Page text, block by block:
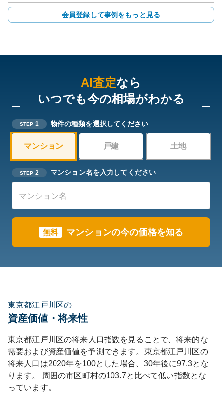
会員登録して事例をもっと見る
AI査定なら
いつでも今の相場がわかる
STEP 1 物件の種類を選択してください
マンション 戸建 土地
STEP 2 マンション名を入力してください
無料 マンションの今の価格を知る
東京都江戸川区の
資産価値・将来性
東京都江戸川区の将来人口指数を見ることで、将来的な
需要および資産価値を予測できます。 東京都江戸川区の
将来人口は2020年を100とした場合、30年後に97.3とな
ります。
周囲の市区町村の103.7と比べて低い指数とな
っています。